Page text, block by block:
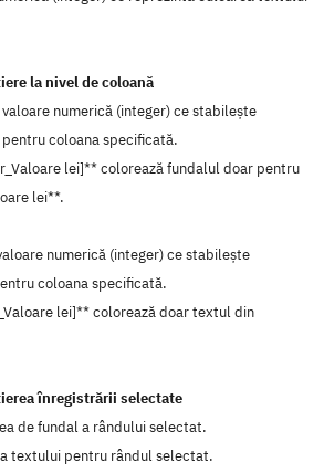
la nivel de coloană
numerică (integer) ce stabilește
coloana specificată.
lei]** colorează fundalul doar pentru
lei**.
numerică (integer) ce stabilește
coloana specificată.
lei]** colorează doar textul din
înregistrării selectate
de fundal a rândului selectat.
textului pentru rândul selectat.